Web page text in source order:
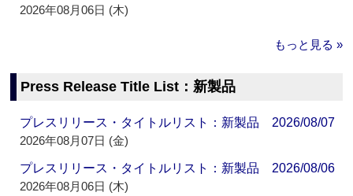
2026年08月06日 (木)
もっと見る »
Press Release Title List：新製品
プレスリリース・タイトルリスト：新製品 2026/08/07
2026年08月07日 (金)
プレスリリース・タイトルリスト：新製品 2026/08/06
2026年08月06日 (木)